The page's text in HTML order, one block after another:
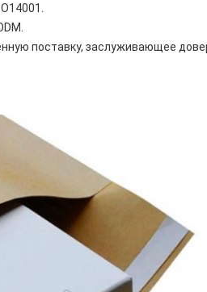
поставку, заслуживающее